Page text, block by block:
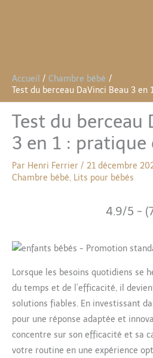
Accueil
Chambre bébé
Test du berceau DaVinci Beau 3
Test du berceau
3 en 1 :
Par Henri Ferrier / 21 décembre
Chambre bébé, Lits pour bébés
4.9/5 -
Lorsque les besoins quotidiens se
du temps et de l’efficacité, il
solutions fiables. En investissant
pour une réponse adaptée et
concentre sur son efficacité et sa
votre routine en une expérience